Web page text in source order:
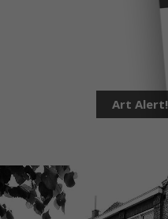
Art Alert!